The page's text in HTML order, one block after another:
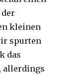
kleinen
spurten
das
allerdings